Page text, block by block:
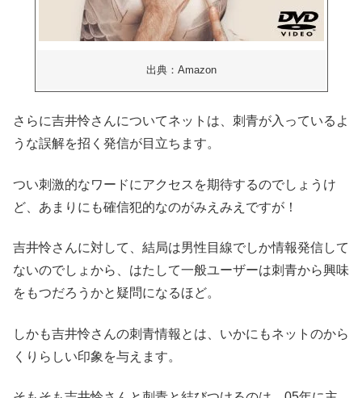
出典：Amazon
さらに吉井怜さんについてネットは、刺青が入っているよ
うな誤解を招く発信が目立ちます。
つい刺激的なワードにアクセスを期待するのでしょうけ
ど、あまりにも確信犯的なのがみえみえですが！
吉井怜さんに対して、結局は男性目線でしか情報発信して
ないのでしょから、はたして一般ユーザーは刺青から興味
をもつだろうかと疑問になるほど。
しかも吉井怜さんの刺青情報とは、いかにもネットのから
くりらしい印象を与えます。